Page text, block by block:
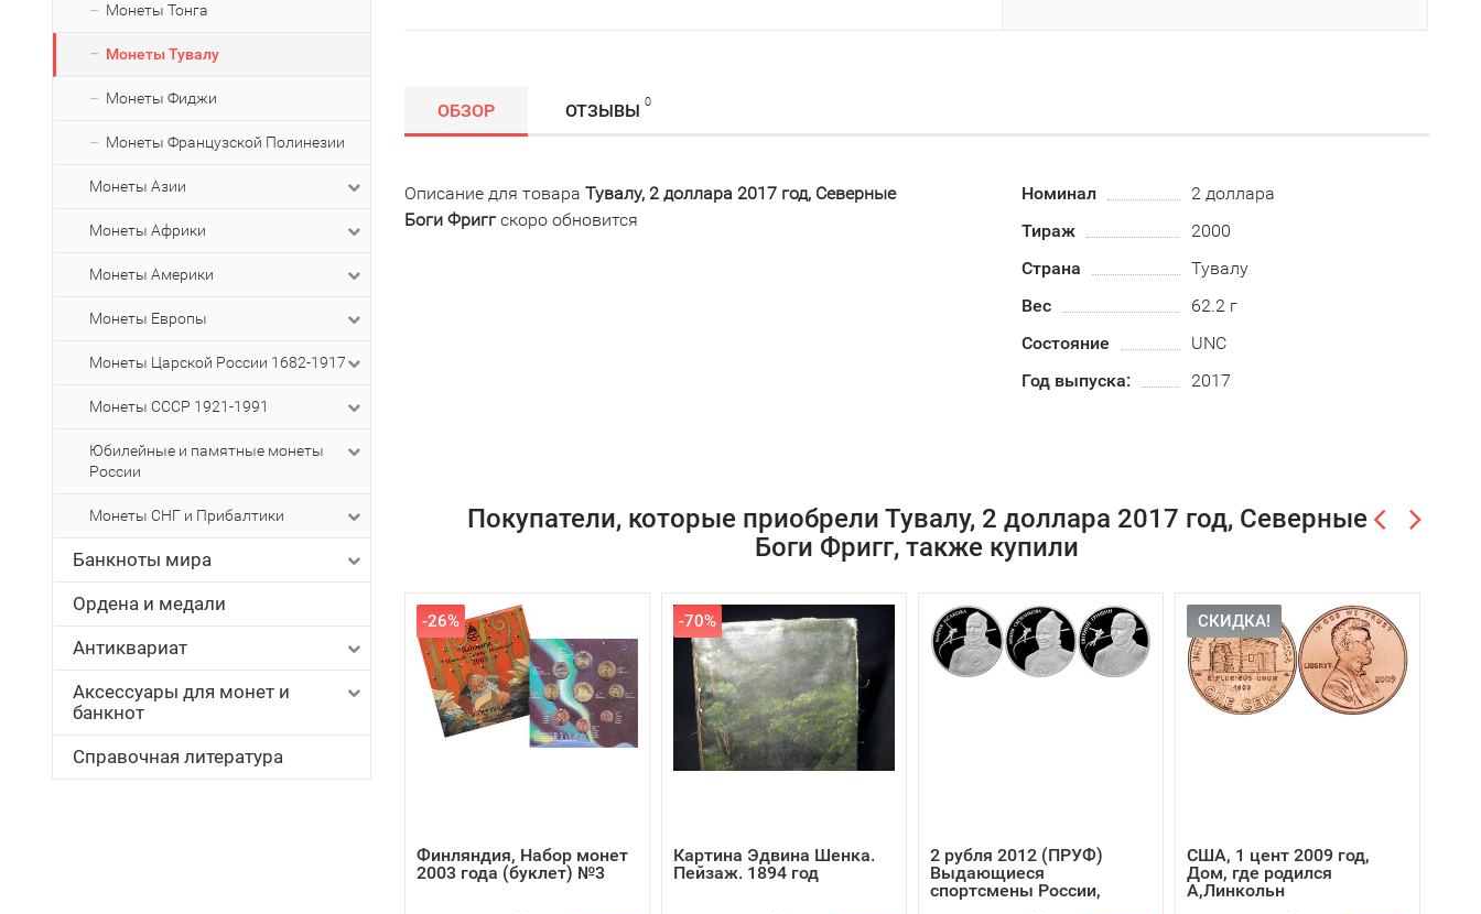
Монеты Тонга
Монеты Тувалу
Монеты Фиджи
Монеты Французской Полинезии
Монеты Азии
Монеты Африки
Монеты Америки
Монеты Европы
Монеты Царской России 1682-1917
Монеты СССР 1921-1991
Юбилейные и памятные монеты
России
Монеты СНГ и Прибалтики
Банкноты мира
Ордена и медали
Антиквариат
Аксессуары для монет и
банкнот
Справочная литература
ОБЗОР ОТЗЫВЫ 0
Описание для товара Тувалу, 2 доллара 2017 год, Северные
Боги Фриггскоро обновится
Номинал
2 доллара
Тираж
2000
Страна
Тувалу
Вес
62.2 г
Состояние
UNC
Год выпуска:
2017
Покупатели, которые приобрели Тувалу, 2 доллара 2017 год, Северные
Боги Фригг, также купили
-26%
Финляндия, Набор монет
2003 года (буклет) №3
-70%
Картина Эдвина Шенка.
Пейзаж. 1894 год
2 рубля 2012 (ПРУФ)
Выдающиеся
спортсмены России,
СКИДКА!
США, 1 цент 2009 год,
Дом, где родился
А,Линкольн